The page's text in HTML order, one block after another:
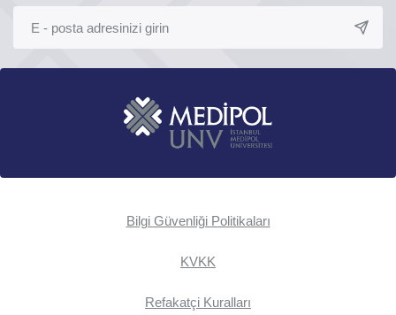
Bilgi Güvenliği Politikaları
KVKK
Refakatçi Kuralları